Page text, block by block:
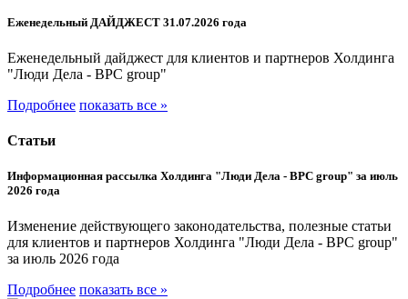
Еженедельный ДАЙДЖЕСТ 31.07.2026 года
Еженедельный дайджест для клиентов и партнеров Холдинга
"Люди Дела - BPC group"
Подробнее показать все »
Статьи
Информационная рассылка Холдинга "Люди Дела - BPC group" за июль
2026 года
Изменение действующего законодательства, полезные статьи
для клиентов и партнеров Холдинга "Люди Дела - BPC group"
за июль 2026 года
Подробнее показать все »